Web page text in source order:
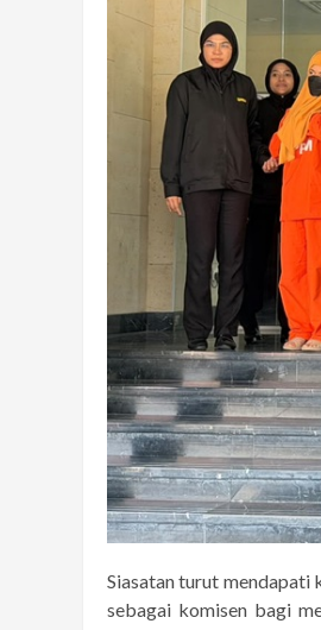
Siasatan turut
sebagai komisen bagi